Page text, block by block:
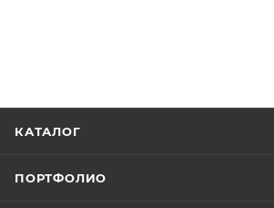
КАТАЛОГ
ПОРТФОЛИО